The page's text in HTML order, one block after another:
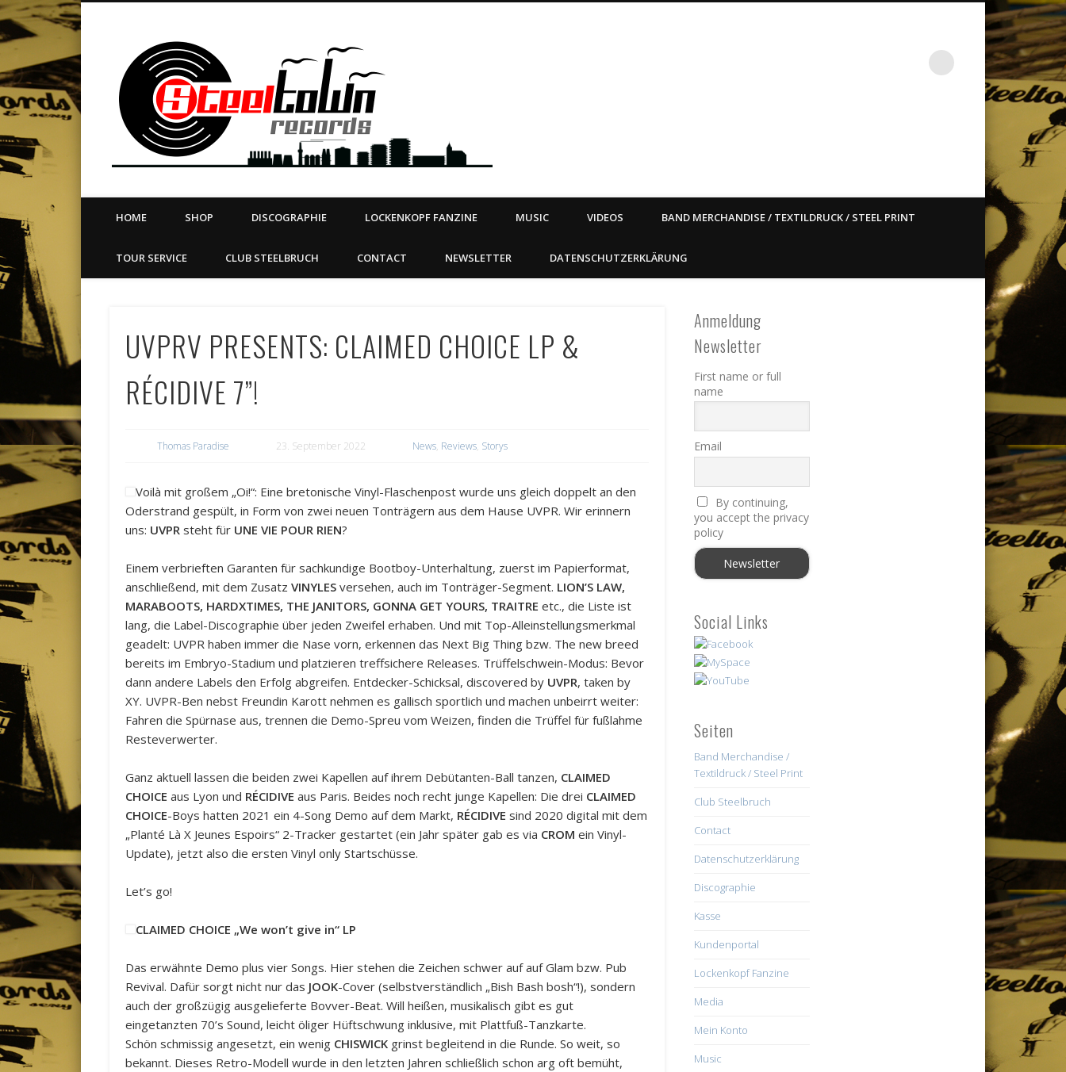
Steeltown Records – East ain`t dead so straight
LABEL | MERCH | PRINT | DIY | FANZINE | TOURSERVICE | BOOKING
VimeoDribble LinkedIn
HOME SHOP DISCOGRAPHIE LOCKENKOPF FANZINE MUSIC VIDEOS BAND MERCHANDISE / TEXTILDRUCK / STEEL PRINT
TOUR SERVICE CLUB STEELBRUCH CONTACT NEWSLETTER DATENSCHUTZERKLÄRUNG
UVPRV PRESENTS: CLAIMED CHOICE LP &
RÉCIDIVE 7”!
Thomas Paradise 23. September 2022 News, Reviews, Storys
Voilà mit großem „Oi!“: Eine bretonische Vinyl-Flaschenpost wurde uns gleich doppelt an den
Oderstrand gespült, in Form von zwei neuen Tonträgern aus dem Hause UVPR. Wir erinnern
uns: UVPR steht für UNE VIE POUR RIEN?
Einem verbrieften Garanten für sachkundige Bootboy-Unterhaltung, zuerst im Papierformat,
anschließend, mit dem ZusatzVINYLES versehen, auch im Tonträger-Segment. LION’S LAW,
MARABOOTS, HARDXTIMES, THE JANITORS, GONNA GET YOURS, TRAITRE etc., die Liste ist
lang, die Label-Discographie über jeden Zweifel erhaben. Und mit Top-Alleinstellungsmerkmal
geadelt: UVPR haben immer die Nase vorn, erkennen das Next Big Thing bzw. The new breed
bereits im Embryo-Stadium und platzieren treffsichere Releases. Trüffelschwein-Modus: Bevor
dann andere Labels den Erfolg abgreifen. Entdecker-Schicksal, discovered by UVPR, taken by
XY. UVPR-Ben nebst Freundin Karott nehmen es gallisch sportlich und machen unbeirrt weiter:
Fahren die Spürnase aus, trennen die Demo-Spreu vom Weizen, finden die Trüffel für fußlahme
Resteverwerter.
Ganz aktuell lassen die beiden zwei Kapellen auf ihrem Debütanten-Ball tanzen, CLAIMED
CHOICE aus Lyon und RÉCIDIVE aus Paris. Beides noch recht junge Kapellen: Die drei CLAIMED
CHOICE-Boys hatten 2021 ein 4-Song Demo auf dem Markt, RÉCIDIVE sind 2020 digital mit dem
„Planté Là X Jeunes Espoirs“ 2-Tracker gestartet (ein Jahr später gab es via CROM ein Vinyl-
Update), jetzt also die ersten Vinyl only Startschüsse.
Let’s go!
CLAIMED CHOICE „We won’t give in“ LP
Das erwähnte Demo plus vier Songs. Hier stehen die Zeichen schwer auf auf Glam bzw. Pub
Revival. Dafür sorgt nicht nur das JOOK-Cover (selbstverständlich „Bish Bash bosh“!), sondern
auch der großzügig ausgelieferte Bovver-Beat. Will heißen, musikalisch gibt es gut
eingetanzten 70’s Sound, leicht öliger Hüftschwung inklusive, mit Plattfuß-Tanzkarte.
Schön schmissig angesetzt, ein wenig CHISWICK grinst begleitend in die Runde. So weit, so
bekannt. Dieses Retro-Modell wurde in den letzten Jahren schließlich schon arg oft bemüht,
Anmeldung
Newsletter
First name or full
name
Email
By continuing,
you accept the privacy
policy
Social Links
Seiten
Band Merchandise /
Textildruck / Steel Print
Club Steelbruch
Contact
Datenschutzerklärung
Discographie
Kasse
Kundenportal
Lockenkopf Fanzine
Media
Mein Konto
Music